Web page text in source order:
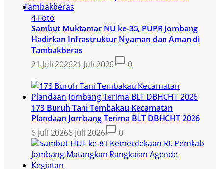
4 Foto
Sambut Muktamar NU ke-35, PUPR Jombang
Hadirkan Infrastruktur Nyaman dan Aman di
Tambakberas
21 Juli 202621 Juli 2026 0
173 Buruh Tani Tembakau Kecamatan
Plandaan Jombang Terima BLT DBHCHT 2026
6 Juli 20266 Juli 2026 0